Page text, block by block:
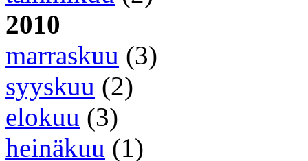
2010
marraskuu (3)
syyskuu (2)
elokuu (3)
heinäkuu (1)